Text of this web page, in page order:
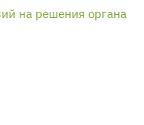
на решения органа